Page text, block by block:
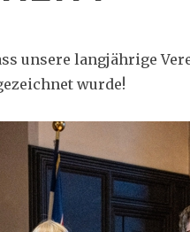
unsere langjährige
wurde!